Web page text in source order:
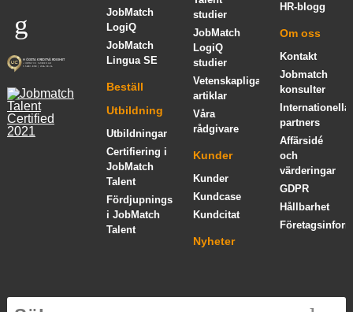
JobMatch
LogiQ
JobMatch
Lingua SE
Beställ
Utbildning
Utbildningar
Certifiering i
JobMatch
Talent
Fördjupningskurs
i JobMatch
Talent
studier
JobMatch
LogiQ
studier
Vetenskapliga
artiklar
Våra
rådgivare
Kunder
Kunder
Kundcase
Kundcitat
Nyheter
HR-blogg
Om oss
Kontakt
Jobmatch
konsulter
Internationella
partners
Affärsidé
och
värderingar
GDPR
Hållbarhet